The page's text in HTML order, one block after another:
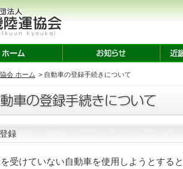
会 ホーム > 自動車の登録手続きについて
録
受けていない自動車を使用しようとする